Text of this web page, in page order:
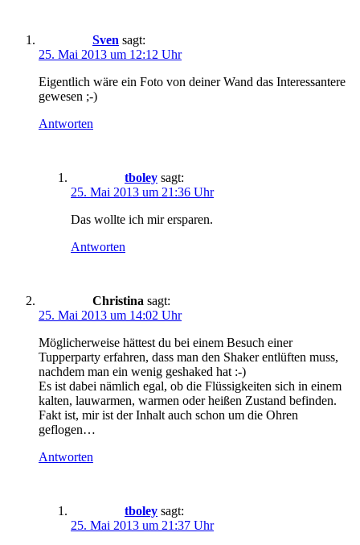
Sven sagt:
25. Mai 2013 um 12:12 Uhr
Eigentlich wäre ein Foto von deiner Wand das Interessantere
gewesen ;-)
Antworten
tboley sagt:
25. Mai 2013 um 21:36 Uhr
Das wollte ich mir ersparen.
Antworten
Christina sagt:
25. Mai 2013 um 14:02 Uhr
Möglicherweise hättest du bei einem Besuch einer
Tupperparty erfahren, dass man den Shaker entlüften muss,
nachdem man ein wenig geshaked hat :-)
Es ist dabei nämlich egal, ob die Flüssigkeiten sich in einem
kalten, lauwarmen, warmen oder heißen Zustand befinden.
Fakt ist, mir ist der Inhalt auch schon um die Ohren
geflogen…
Antworten
tboley sagt:
25. Mai 2013 um 21:37 Uhr